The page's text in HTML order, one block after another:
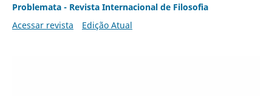
Problemata - Revista Internacional de Filosofia
Acessar revista
Edição Atual